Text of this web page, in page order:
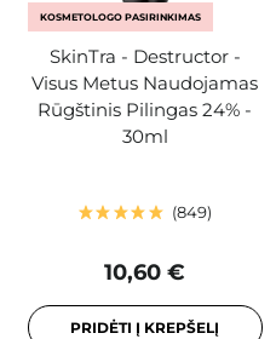
KOSMETOLOGO PASIRINKIMAS
SkinTra - Destructor -
Visus Metus Naudojamas
Rūgštinis Pilingas 24% -
30ml
849
10,60 €
PRIDĖTI Į KREPŠELĮ